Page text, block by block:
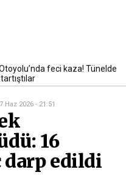
feci kaza! Tünelde
Haz 2026 - 21:51
16
darp edildi